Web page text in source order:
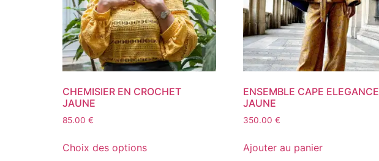
CHEMISIER EN CROCHET
JAUNE
85.00 €
Choix des options
ENSEMBLE CAPE ELEGANCE
JAUNE
350.00 €
Ajouter au panier